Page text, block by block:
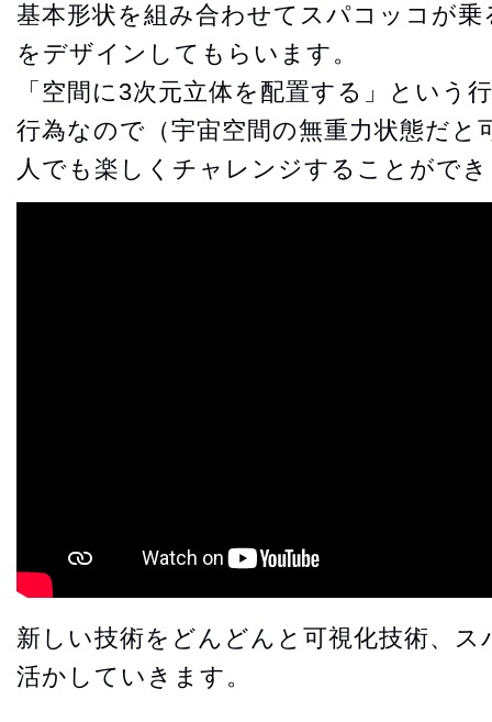
基本形状を組み合わせてスパコッコが
をデザインしてもらいます。
「空間に3次元立体を配置する」という
行為なので（宇宙空間の無重力状態だと
人でも楽しくチャレンジすることがで
新しい技術をどんどんと可視化技術、
活かしていきます。